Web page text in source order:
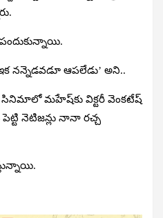
నన్నెడవడూ ఆపలేడు’ అని..
సినిమాలో మహేష్‌కు విక్టరీ వెంకటేష్‌
నెటిజన్లు నానా రచ్చ